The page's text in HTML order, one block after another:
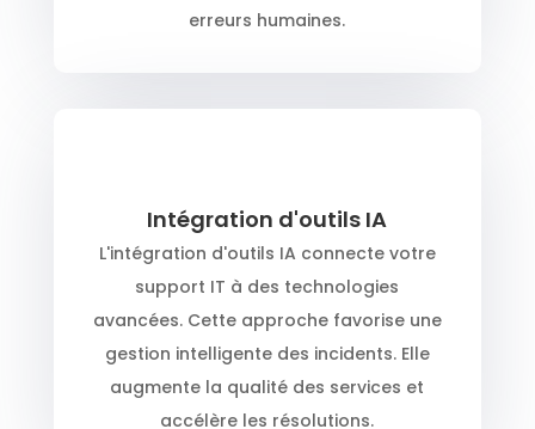
erreurs humaines.
Intégration d'outils IA
L'intégration d'outils IA connecte votre
support IT à des technologies
avancées. Cette approche favorise une
gestion intelligente des incidents. Elle
augmente la qualité des services et
accélère les résolutions.